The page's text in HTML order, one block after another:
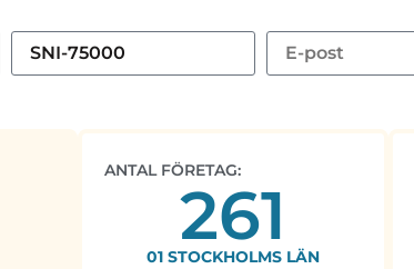
ANTAL FÖRETAG:
261
01 STOCKHOLMS LÄN